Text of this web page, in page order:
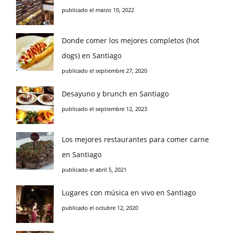
publicado el marzo 10, 2022
Donde comer los mejores completos (hot
dogs) en Santiago
publicado el septiembre 27, 2020
Desayuno y brunch en Santiago
publicado el septiembre 12, 2023
Los mejores restaurantes para comer carne
en Santiago
publicado el abril 5, 2021
Lugares con música en vivo en Santiago
publicado el octubre 12, 2020